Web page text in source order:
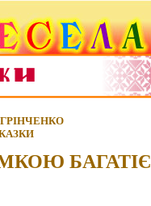
ГРІНЧЕНКО
БАГАТІЄ